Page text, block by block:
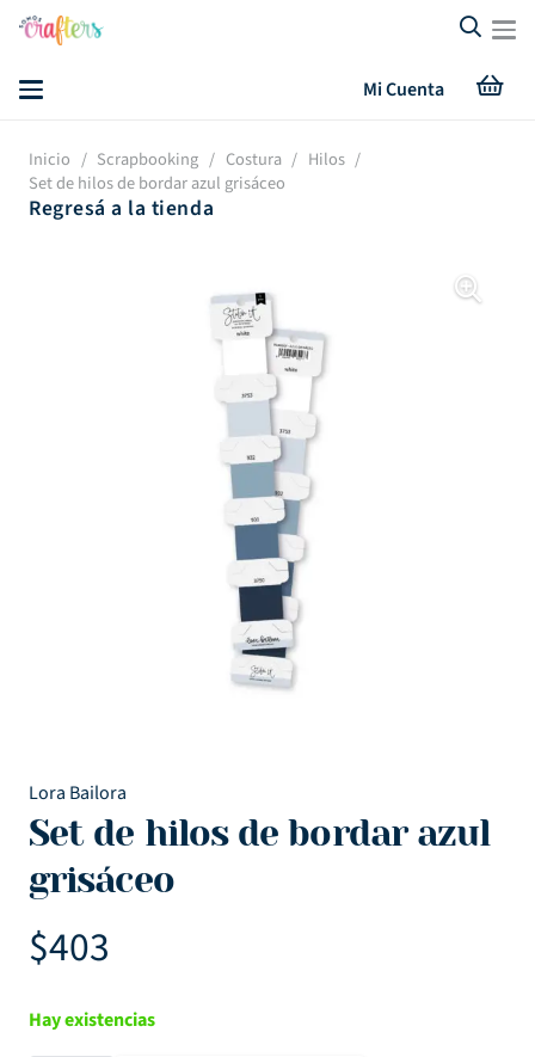
Mi Cuenta
Inicio / Scrapbooking / Costura / Hilos /
Set de hilos de bordar azul grisáceo
Regresá a la tienda
Lora Bailora
Set de hilos de bordar azul
grisáceo
$403
Hay existencias